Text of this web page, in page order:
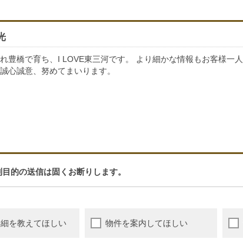
豊橋で育ち、I LOVE東三河です。 より細かな情報もお客様一
心誠意、努めてまいります。
的の送信は固くお断りします。
を教えてほしい 物件を案内してほしい